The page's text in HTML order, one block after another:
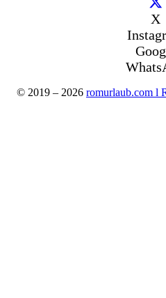
X
© 2019 – 2026 romurlaub.com l